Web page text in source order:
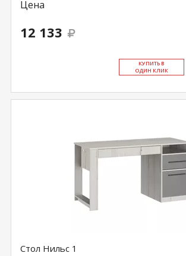
Цена
12 133
КУ­ПИТЬ В
ОДИН КЛИК
Стол Нильс 1